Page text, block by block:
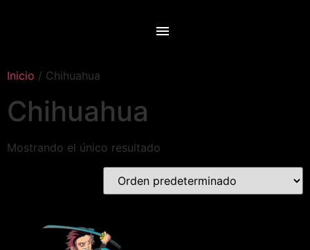
Inicio / Chihuahua
Chihuahua
Mostrando el único resultado